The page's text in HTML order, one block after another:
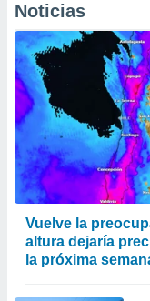
Noticias
Vuelve la
altura dejaría
la próxima